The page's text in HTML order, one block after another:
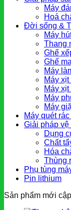
Máy
Hoá
Đời sống &
Máy
Thang
Ghế
Ghế
Máy
Máy
Máy xịt
Máy
Máy
Máy quét
Giải pháp
Dụng
Chất
Hóa
Thùng
Phụ tùng
Pin lithium
Sản phẩm mới